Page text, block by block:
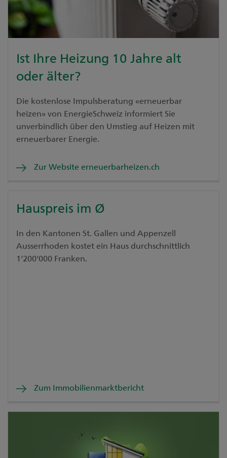
Ist Ihre Heizung 10 Jahre alt
oder älter?
Die kostenlose Impulsberatung «erneuerbar
heizen» von EnergieSchweiz informiert Sie
unverbindlich über den Umstieg auf Heizen mit
erneuerbarer Energie.
Zur Website erneuerbarheizen.ch
Hauspreis im Ø
In den Kantonen St. Gallen und Appenzell
Ausserrhoden kostet ein Haus durchschnittlich
1'200'000 Franken.
Zum Immobilienmarktbericht